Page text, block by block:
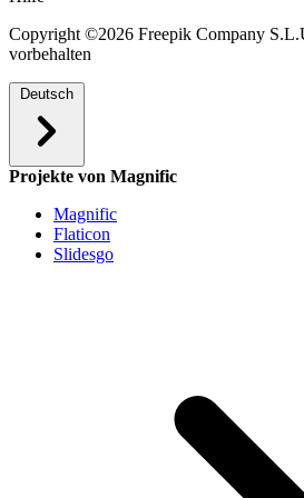
Copyright ©2026 Freepik Company
vorbehalten
Deutsch
Projekte von Magnific
Magnific
Flaticon
Slidesgo